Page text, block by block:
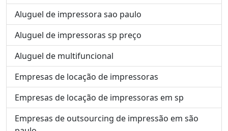
Aluguel de impressora sao paulo
Aluguel de impressoras sp preço
Aluguel de multifuncional
Empresas de locação de impressoras
Empresas de locação de impressoras em sp
Empresas de outsourcing de impressão em são